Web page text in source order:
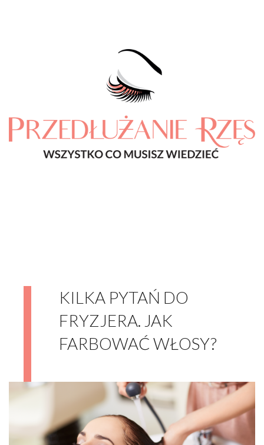
KILKA PYTAŃ DO
FRYZJERA. JAK
FARBOWAĆ WŁOSY?